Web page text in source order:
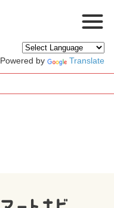
Powered by Translate
会員登録